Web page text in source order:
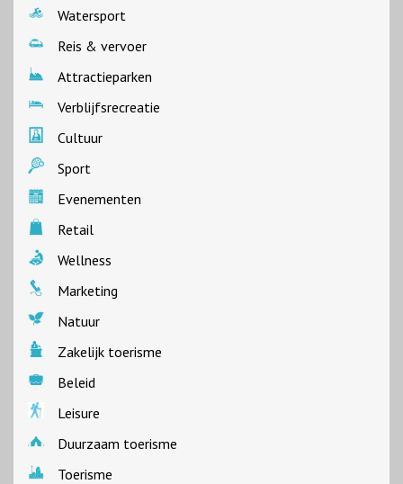
Watersport
Reis & vervoer
Attractieparken
Verblijfsrecreatie
Cultuur
Sport
Evenementen
Retail
Wellness
Marketing
Natuur
Zakelijk toerisme
Beleid
Leisure
Duurzaam toerisme
Toerisme